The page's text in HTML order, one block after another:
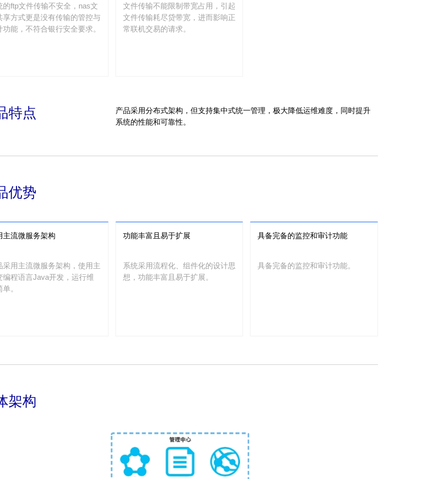
的ftp文件传输不安全，nas文
享方式更是没有传输的管控与
功能，不符合银行安全要求。
文件传输不能限制带宽占用，引起
文件传输耗尽贷带宽，进而影响正
常联机交易的请求。
特点
产品采用分布式架构，但支持集中式统一管理，极大降低运维难度，同时提升
系统的性能和可靠性。
优势
主流微服务架构
采用主流微服务架构，使用主
编程语言Java开发，运行维
。
功能丰富且易于扩展
系统采用流程化、组件化的设计思
想，功能丰富且易于扩展。
具备完备的监控和审计功能
具备完备的监控和审计功能。
架构